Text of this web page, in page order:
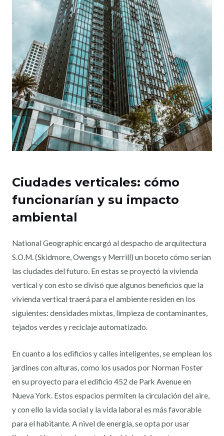
Ciudades verticales: cómo
funcionarían y su impacto
ambiental
National Geographic encargó al despacho de arquitectura
S.O.M. (Skidmore, Owengs y Merrill) un boceto cómo serían
las ciudades del futuro. En estas se proyectó la vivienda
vertical y con esto se divisó que algunos beneficios que la
vivienda vertical traerá para el ambiente residen en los
siguientes: densidades mixtas, limpieza de contaminantes,
tejados verdes y reciclaje automatizado.
En cuanto a los edificios y calles inteligentes, se emplean los
jardines con alturas, como los usados por Norman Foster
en su proyecto para el edificio 452 de Park Avenue en
Nueva York. Estos espacios permiten la circulación del aire,
y con ello la vida social y la vida laboral es más favorable
para el habitante. A nivel de energía, se opta por usar